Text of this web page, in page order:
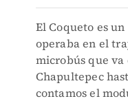
El Coqueto es
operaba en el
microbús que
Chapultepec
contamos el